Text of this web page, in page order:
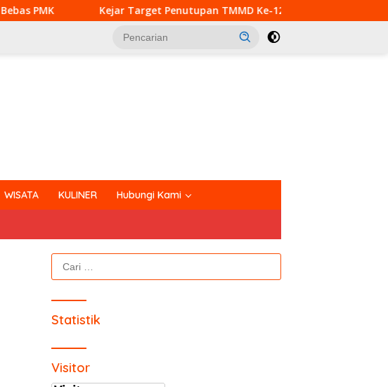
Kejar Target Penutupan TMMD Ke-129, Satgas Kodim 0313/KPR Kebut
WISATA KULINER Hubungi Kami
Cari
untuk:
Statistik
Visitor